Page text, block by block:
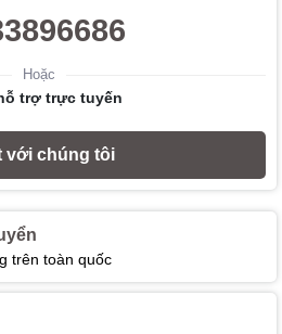
Hoặc
trợ trực tuyến
với chúng tôi
trên toàn quốc